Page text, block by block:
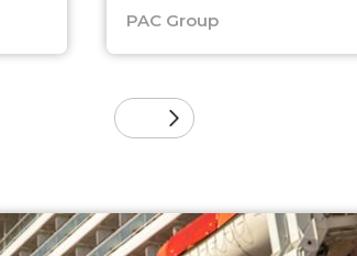
PAC Group